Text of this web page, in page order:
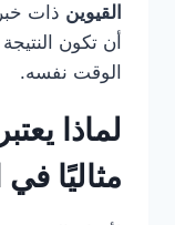
القيوين ذات
أن تكون
الوقت نفسه.
لماذا
مثاليًا